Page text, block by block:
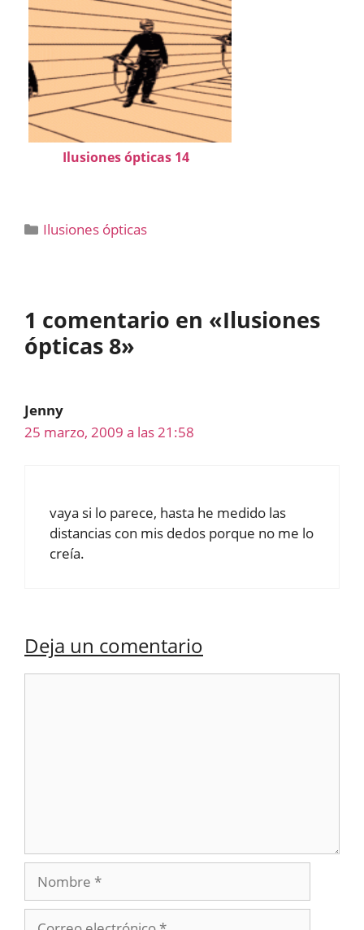
Ilusiones ópticas 14
Categorías
Ilusiones ópticas
1 comentario en «Ilusiones
ópticas 8»
Jenny
25 marzo, 2009 a las 21:58
vaya si lo parece, hasta he medido las
distancias con mis dedos porque no me lo
creía.
Deja un comentario